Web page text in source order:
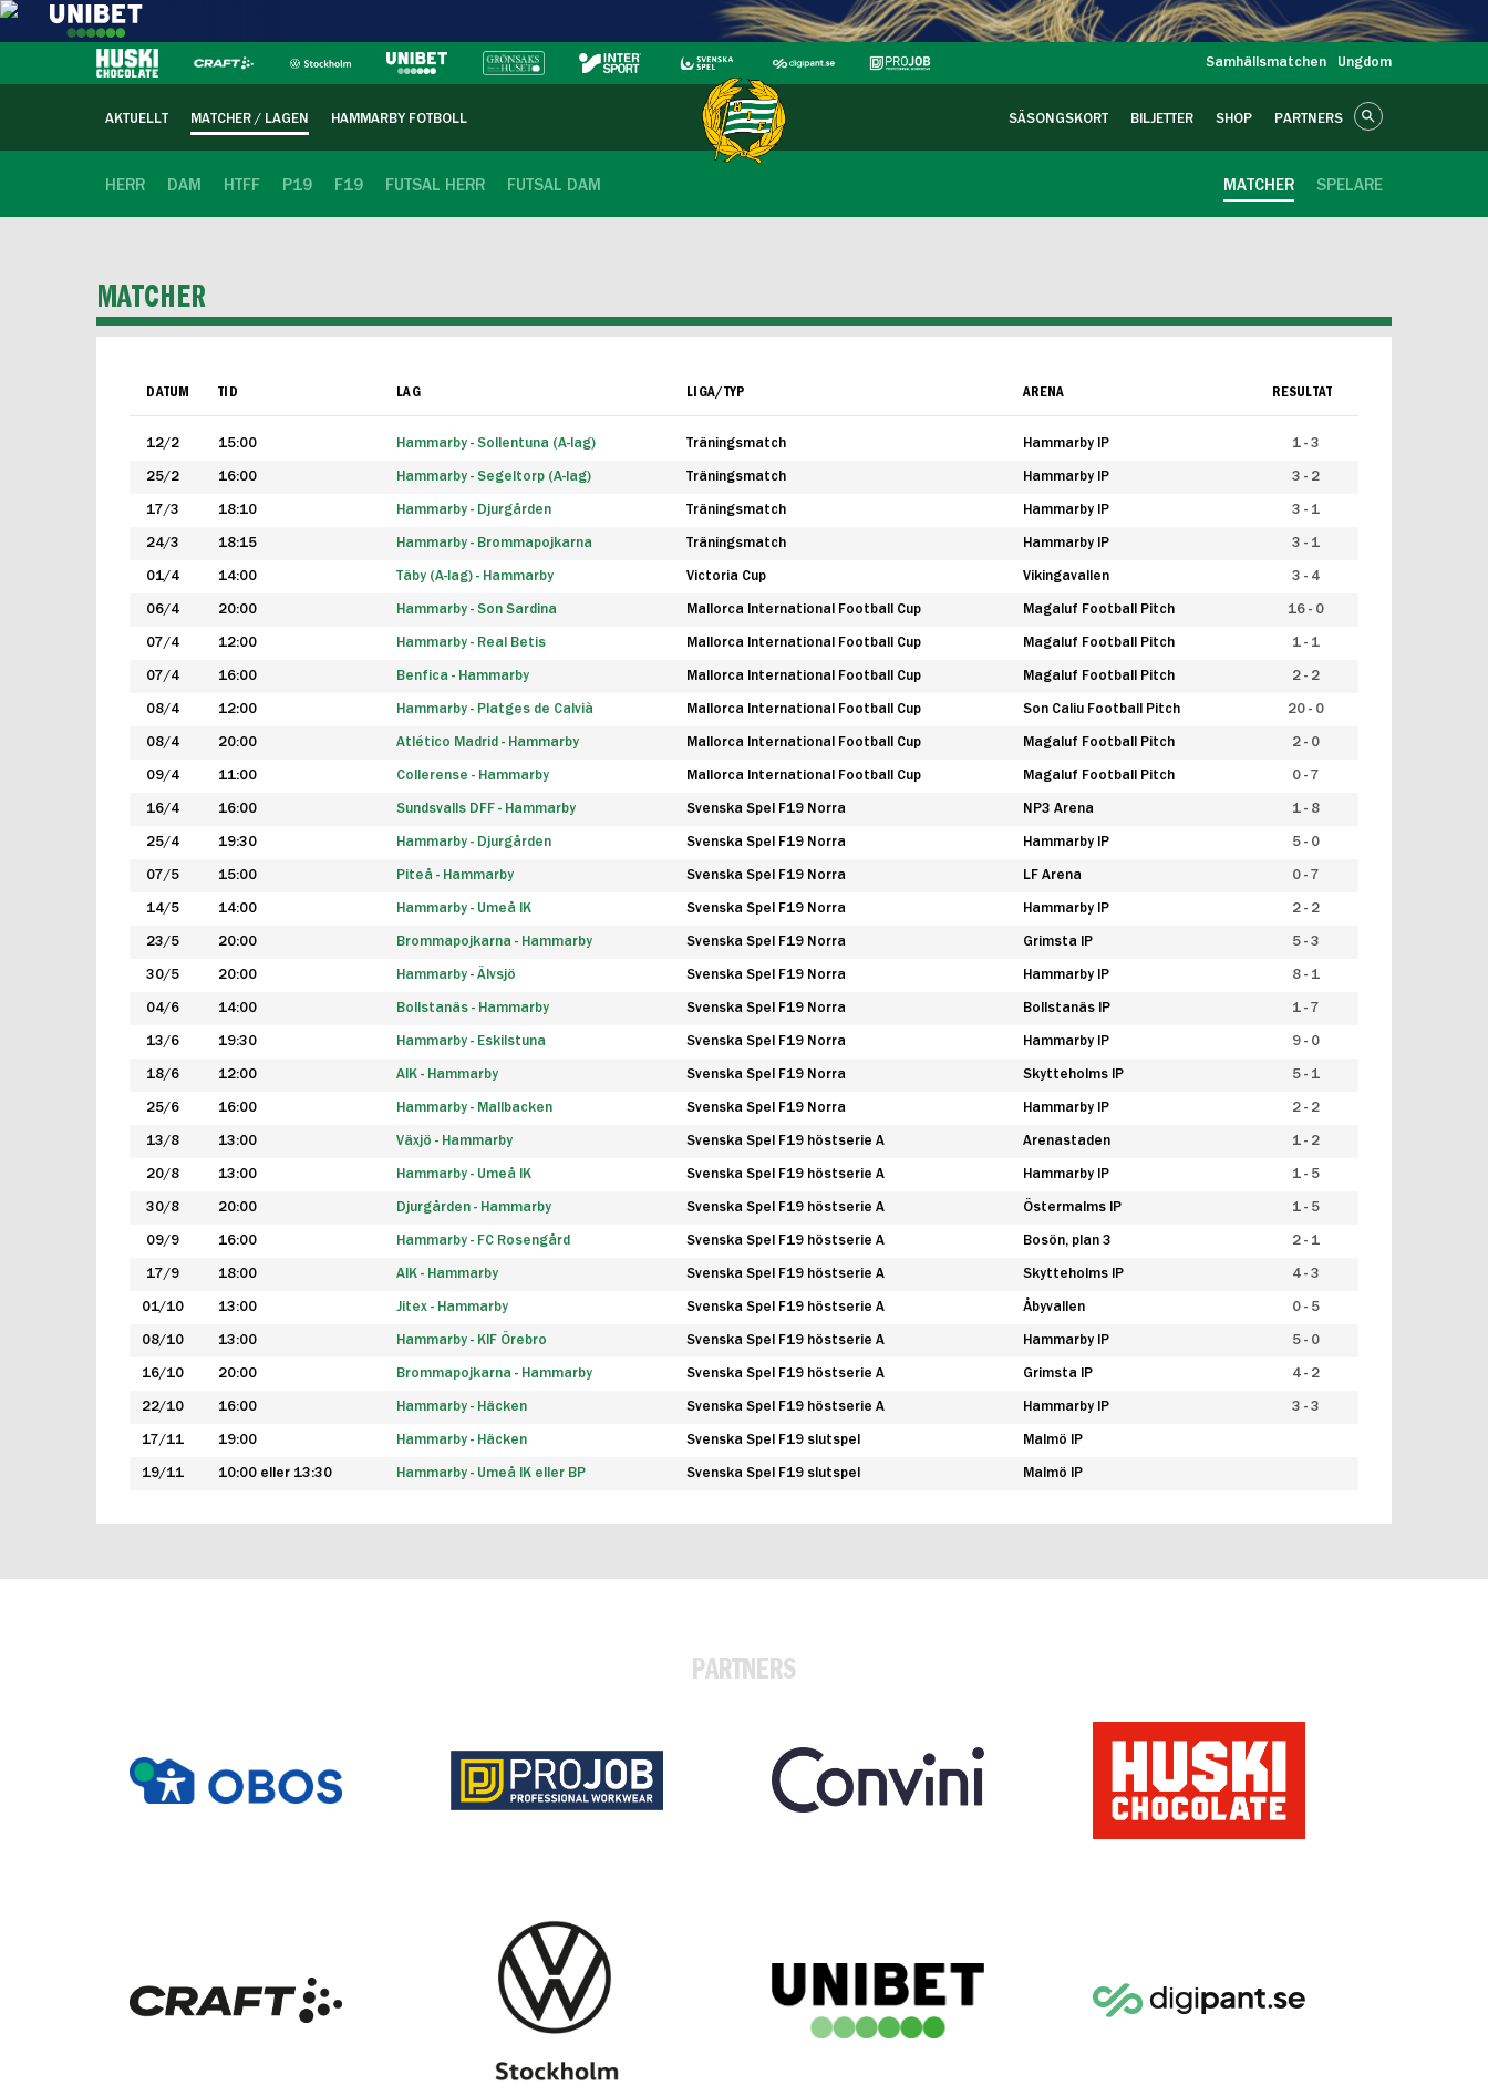
Samhällsmatchen Ungdom
AKTUELLT MATCHER / LAGEN HAMMARBY FOTBOLL SÄSONGSKORT BILJETTER SHOP PARTNERS
HERR DAM HTFF P19 F19 FUTSAL HERR FUTSAL DAM SPELARE
MATCHER
MATCHER
DATUM TID LAG LIGA/TYP ARENA RESULTAT
12/2 15:00 Hammarby - Sollentuna (A-lag) Träningsmatch Hammarby IP 1 - 3
25/2 16:00 Hammarby - Segeltorp (A-lag) Träningsmatch Hammarby IP 3 - 2
17/3 18:10 Hammarby - Djurgården Träningsmatch Hammarby IP 3 - 1
24/3 18:15 Hammarby - Brommapojkarna Träningsmatch Hammarby IP 3 - 1
01/4 14:00 Täby (A-lag) - Hammarby Victoria Cup Vikingavallen 3 - 4
06/4 20:00 Hammarby - Son Sardina Mallorca International Football Cup Magaluf Football Pitch 16 - 0
07/4 12:00 Hammarby - Real Betis Mallorca International Football Cup Magaluf Football Pitch 1 - 1
07/4 16:00 Benfica - Hammarby Mallorca International Football Cup Magaluf Football Pitch 2 - 2
08/4 12:00 Hammarby - Platges de Calvià Mallorca International Football Cup Son Caliu Football Pitch 20 - 0
08/4 20:00 Atlético Madrid - Hammarby Mallorca International Football Cup Magaluf Football Pitch 2 - 0
09/4 11:00 Collerense - Hammarby Mallorca International Football Cup Magaluf Football Pitch 0 - 7
16/4 16:00 Sundsvalls DFF - Hammarby Svenska Spel F19 Norra NP3 Arena 1 - 8
25/4 19:30 Hammarby - Djurgården Svenska Spel F19 Norra Hammarby IP 5 - 0
07/5 15:00 Piteå - Hammarby Svenska Spel F19 Norra LF Arena 0 - 7
14/5 14:00 Hammarby - Umeå IK Svenska Spel F19 Norra Hammarby IP 2 - 2
23/5 20:00 Brommapojkarna - Hammarby Svenska Spel F19 Norra Grimsta IP 5 - 3
30/5 20:00 Hammarby - Älvsjö Svenska Spel F19 Norra Hammarby IP 8 - 1
04/6 14:00 Bollstanäs - Hammarby Svenska Spel F19 Norra Bollstanäs IP 1 - 7
13/6 19:30 Hammarby - Eskilstuna Svenska Spel F19 Norra Hammarby IP 9 - 0
18/6 12:00 AIK - Hammarby Svenska Spel F19 Norra Skytteholms IP 5 - 1
25/6 16:00 Hammarby - Mallbacken Svenska Spel F19 Norra Hammarby IP 2 - 2
13/8 13:00 Växjö - Hammarby Svenska Spel F19 höstserie A Arenastaden 1 - 2
20/8 13:00 Hammarby - Umeå IK Svenska Spel F19 höstserie A Hammarby IP 1 - 5
30/8 20:00 Djurgården - Hammarby Svenska Spel F19 höstserie A Östermalms IP 1 - 5
09/9 16:00 Hammarby - FC Rosengård Svenska Spel F19 höstserie A Bosön, plan 3 2 - 1
17/9 18:00 AIK - Hammarby Svenska Spel F19 höstserie A Skytteholms IP 4 - 3
01/10 13:00 Jitex - Hammarby Svenska Spel F19 höstserie A Åbyvallen 0 - 5
08/10 13:00 Hammarby - KIF Örebro Svenska Spel F19 höstserie A Hammarby IP 5 - 0
16/10 20:00 Brommapojkarna - Hammarby Svenska Spel F19 höstserie A Grimsta IP 4 - 2
22/10 16:00 Hammarby - Häcken Svenska Spel F19 höstserie A Hammarby IP 3 - 3
17/11 19:00 Hammarby - Häcken Svenska Spel F19 slutspel Malmö IP
19/11 10:00 eller 13:30 Hammarby - Umeå IK eller BP Svenska Spel F19 slutspel Malmö IP
PARTNERS